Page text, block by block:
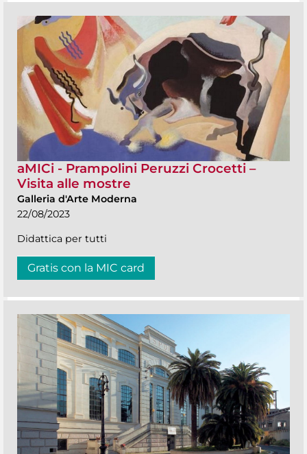
aMICi - Prampolini Peruzzi Crocetti –
Visita alle mostre
Galleria d'Arte Moderna
22/08/2023
Didattica per tutti
Gratis con la MIC card